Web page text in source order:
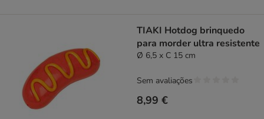
TIAKI Hotdog brinquedo
para morder ultra resistente
Ø 6,5 x C 15 cm
8,99 €
Sem avaliações